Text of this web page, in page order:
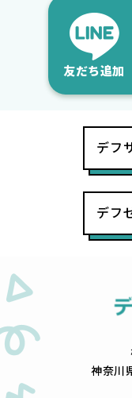
友だち追加
デフ
デフ
神奈川